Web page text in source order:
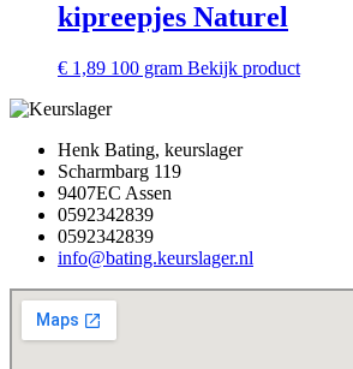
kipreepjes Naturel
€ 1,89 100 gram Bekijk product
Henk Bating, keurslager
Scharmbarg 119
9407EC Assen
0592342839
0592342839
info@bating.keurslager.nl